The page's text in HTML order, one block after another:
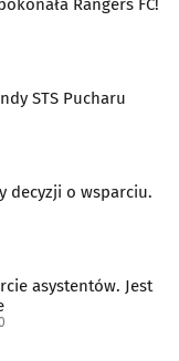
Rangers FC!
STS Pucharu
decyzji o wsparciu.
asystentów. Jest